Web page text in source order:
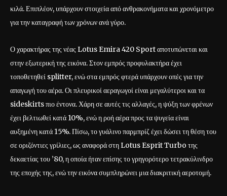
κιλά. Επιπλέον, υπάρχουν στοιχεία από ανθρακονήματα και χρονόμετρο
για την καταγραφή των χρόνων ανά γύρο.
Ο χαρακτήρας της νέας Lotus Emira 420 Sport αποτυπώνεται και
στην εξωτερική της εικόνα. Στον εμπρός προφυλακτήρα έχει
τοποθετηθεί splitter, ενώ στα εμπρός φτερά υπάρχουν οπές για την
απαγωγή του αέρα. Οι πλευρικοί αεραγωγοί είναι μεγαλύτεροι και τα
sideskirts πιο έντονα. Χάρη σε αυτές τις αλλαγές, η ψύξη των φρένων
έχει βελτιωθεί κατά 10%, ενώ η ροή αέρα προς τα ψυγεία είναι
αυξημένη κατά 15%. Πίσω, το γυάλινο παρμπρίζ έχει δώσει τη θέση του
σε οριζόντιες γρίλιες, ως αναφορά στη Lotus Esprit Turbo της
δεκαετίας του ’80, η οποία ήταν επίσης το γρηγορότερο τετρακύλινδρο
της εποχής της, ενώ την εικόνα συμπληρώνει μια διακριτική αεροτομή.